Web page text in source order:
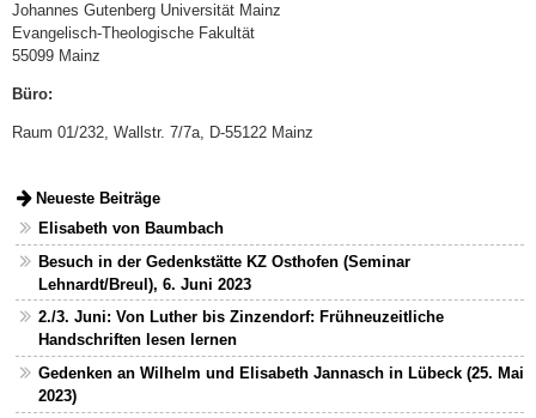
Johannes Gutenberg Universität Mainz
Evangelisch-Theologische Fakultät
55099 Mainz
Büro:
Raum 01/232, Wallstr. 7/7a, D-55122 Mainz
Neueste Beiträge
Elisabeth von Baumbach
Besuch in der Gedenkstätte KZ Osthofen (Seminar
Lehnardt/Breul), 6. Juni 2023
2./3. Juni: Von Luther bis Zinzendorf: Frühneuzeitliche
Handschriften lesen lernen
Gedenken an Wilhelm und Elisabeth Jannasch in Lübeck (25. Mai
2023)